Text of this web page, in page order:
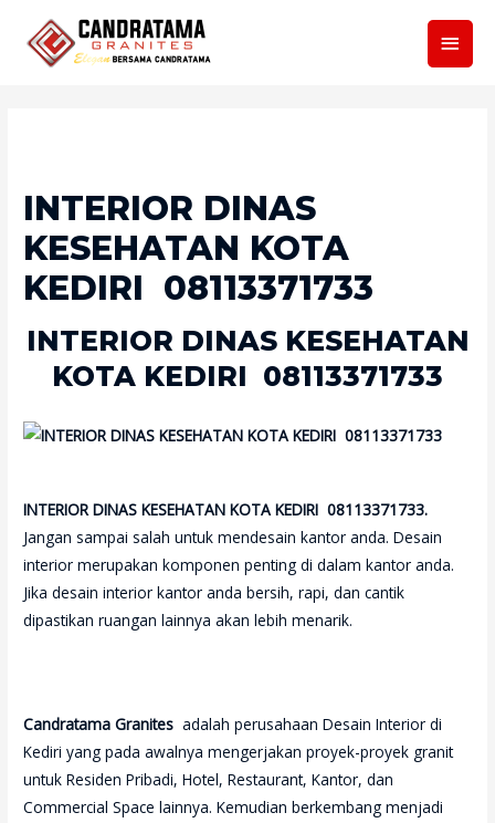
INTERIOR DINAS
KESEHATAN KOTA
KEDIRI 08113371733
INTERIOR DINAS KESEHATAN
KOTA KEDIRI 08113371733
INTERIOR DINAS KESEHATAN KOTA KEDIRI 08113371733.
Jangan sampai salah untuk mendesain kantor anda. Desain
interior merupakan komponen penting di dalam kantor anda.
Jika desain interior kantor anda bersih, rapi, dan cantik
dipastikan ruangan lainnya akan lebih menarik.
Candratama Granitesadalah perusahaan Desain Interior di
Kediri yang pada awalnya mengerjakan proyek-proyek granit
untuk Residen Pribadi, Hotel, Restaurant, Kantor, dan
Commercial Space lainnya. Kemudian berkembang menjadi